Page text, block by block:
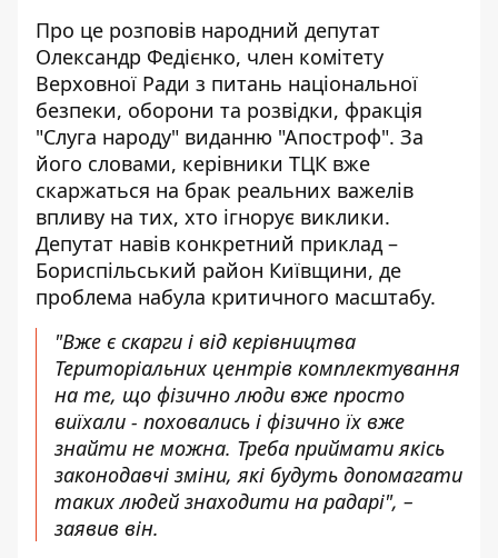
Про це розповів народний депутат
Олександр Федієнко, член комітету
Верховної Ради з питань національної
безпеки, оборони та розвідки, фракція
"Слуга народу" виданню "Апостроф". За
його словами, керівники ТЦК вже
скаржаться на брак реальних важелів
впливу на тих, хто ігнорує виклики.
Депутат навів конкретний приклад –
Бориспільський район Київщини, де
проблема набула критичного масштабу.
"Вже є скарги і від керівництва
Територіальних центрів комплектування
на те, що фізично люди вже просто
виїхали - поховались і фізично їх вже
знайти не можна. Треба приймати якісь
законодавчі зміни, які будуть допомагати
таких людей знаходити на радарі", –
заявив він.